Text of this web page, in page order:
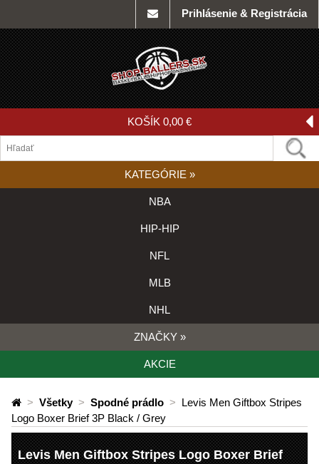
Prihlásenie & Registrácia
KOŠÍK 0,00 €
KATEGÓRIE »
NBA
HIP-HIP
NFL
MLB
NHL
ZNAČKY »
AKCIE
> Všetky > Spodné prádlo > Levis Men Giftbox Stripes
Logo Boxer Brief 3P Black / Grey
Levis Men Giftbox Stripes Logo Boxer Brief